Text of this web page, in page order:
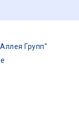
Групп"